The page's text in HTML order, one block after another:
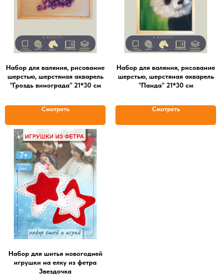
Набор для валяния, рисование
шерстью, шерстяная акварель
"Гроздь винограда" 21*30 см
Смотреть
Набор для валяния, рисование
шерстью, шерстяная акварель
"Панда" 21*30 см
Смотреть
Набор для шитья новогодней
игрушки на елку из фетра
Звездочка